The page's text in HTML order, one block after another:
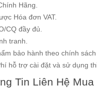
Hãng.
Hóa đơn VAT.
CQ đầy đủ.
tranh.
bảo hành theo chính sách
hỗ trợ cài đặt và sử dụng
Tin Liên Hệ Mua